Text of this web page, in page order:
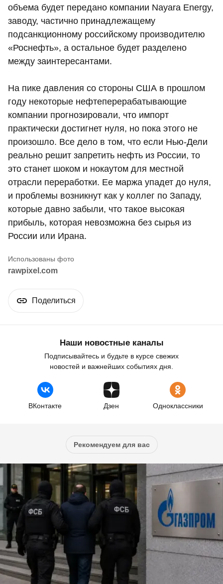
объема будет передано компании Nayara Energy,
заводу, частично принадлежащему
подсанкционному российскому производителю
«Роснефть», а остальное будет разделено
между заинтересантами.
На пике давления со стороны США в прошлом
году некоторые нефтеперерабатывающие
компании прогнозировали, что импорт
практически достигнет нуля, но пока этого не
произошло. Все дело в том, что если Нью-Дели
реально решит запретить нефть из России, то
это станет шоком и нокаутом для местной
отрасли переработки. Ее маржа упадет до нуля,
и проблемы возникнут как у коллег по Западу,
которые давно забыли, что такое высокая
прибыль, которая невозможна без сырья из
России или Ирана.
rawpixel.com
Поделиться
Наши новостные каналы
Подписывайтесь и будьте в курсе свежих
новостей и важнейших событиях дня.
ВКонтакте Дзен Одноклассники
Рекомендуем для вас